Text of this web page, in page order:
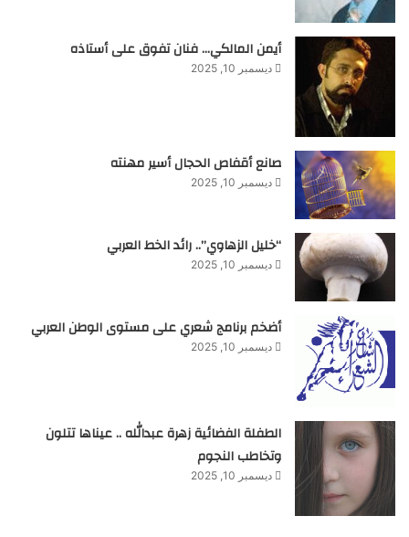
أيمن المالكي… فنان تفوق على أستاذه
ديسمبر 10, 2025
صانع أقفاص الحجال أسير مهنته
ديسمبر 10, 2025
“خليل الزهاوي”.. رائد الخط العربي
ديسمبر 10, 2025
أضخم برنامج شعري على مستوى الوطن العربي
ديسمبر 10, 2025
الطفلة الفضائية زهرة عبدالله .. عيناها تتلون
وتخاطب النجوم
ديسمبر 10, 2025